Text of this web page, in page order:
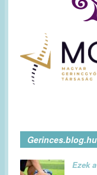
Gerinces.blog.hu
Ezek